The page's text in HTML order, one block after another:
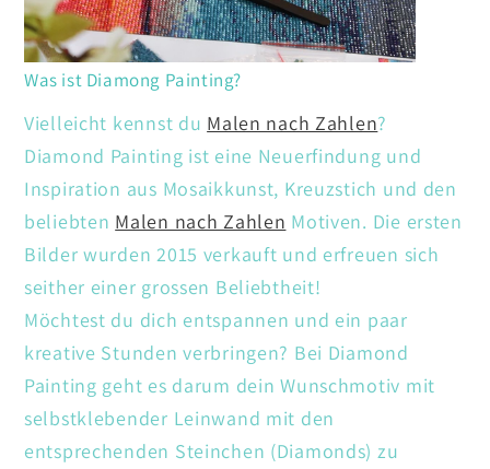
Was ist Diamong Painting?
Vielleicht kennst du Malen nach Zahlen?
Diamond Painting ist eine Neuerfindung und
Inspiration aus Mosaikkunst, Kreuzstich und den
beliebten Malen nach Zahlen Motiven. Die ersten
Bilder wurden 2015 verkauft und erfreuen sich
seither einer grossen Beliebtheit!
Möchtest du dich entspannen und ein paar
kreative Stunden verbringen? Bei Diamond
Painting geht es darum dein Wunschmotiv mit
selbstklebender Leinwand mit den
entsprechenden Steinchen (Diamonds) zu